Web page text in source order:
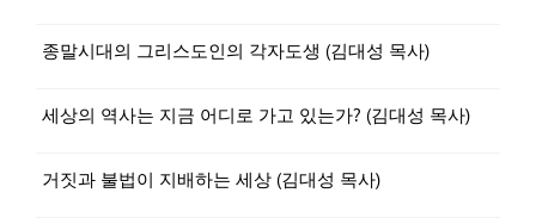
종말시대의 그리스도인의 각자도생 (김대성 목사)
세상의 역사는 지금 어디로 가고 있는가? (김대성 목사)
거짓과 불법이 지배하는 세상 (김대성 목사)